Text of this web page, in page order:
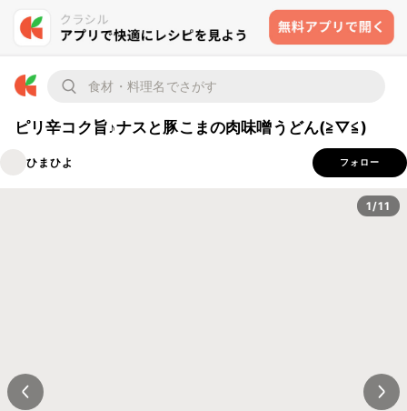
ピリ辛コク旨♪ナスと豚こまの肉味噌うどん(≧▽≦)
ひまひよ フォロー
1/11